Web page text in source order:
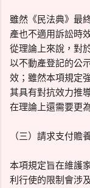
雖然《民法典》最
產也不適用訴訟時
從理論上來說，對
以不動產登記的公
效；雖然本項規定
其具有對抗效力推
在理論上還需要更
（三）請求支付贍
本項規定旨在維護
利行使的限制會涉